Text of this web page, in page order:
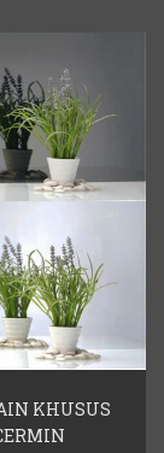
KHUSUS